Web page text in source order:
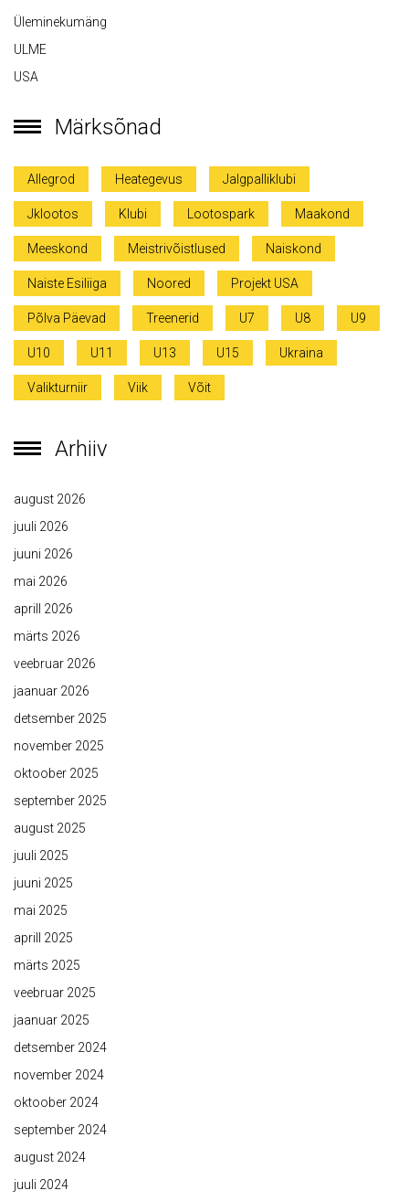
Üleminekumäng
ULME
USA
Märksõnad
Allegrod Heategevus Jalgpalliklubi
Jklootos Klubi Lootospark Maakond
Meeskond Meistrivõistlused Naiskond
Naiste Esiliiga Noored Projekt USA
Põlva Päevad Treenerid U7 U8 U9
U10 U11 U13 U15 Ukraina
Valikturniir Viik Võit
Arhiiv
august 2026
juuli 2026
juuni 2026
mai 2026
aprill 2026
märts 2026
veebruar 2026
jaanuar 2026
detsember 2025
november 2025
oktoober 2025
september 2025
august 2025
juuli 2025
juuni 2025
mai 2025
aprill 2025
märts 2025
veebruar 2025
jaanuar 2025
detsember 2024
november 2024
oktoober 2024
september 2024
august 2024
juuli 2024